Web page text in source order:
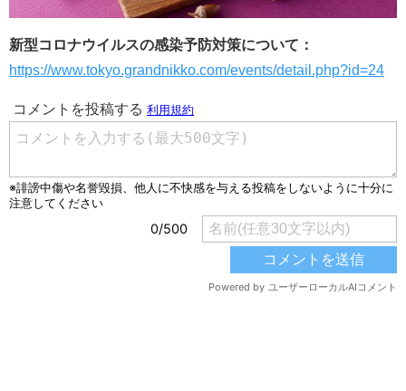
新型コロナウイルスの感染予防対策について：
https://www.tokyo.grandnikko.com/events/detail.php?id=24